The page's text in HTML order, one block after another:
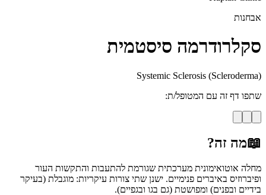
אבחנות
סקלרודרמה סיסטמית
Systemic Sclerosis (Scleroderma)
שתפו דף זה עם המטופל/ת:
📖מה זה?
מחלה אוטואימונית מערכתית שגורמת להתעבות והתקשות העור
ופיברוזיס באיברים פנימיים. ישנן שתי צורות עיקריות: מוגבלת (בעיקר
בידיים ובפנים) ומפושטת (גם בגו ובגפיים).